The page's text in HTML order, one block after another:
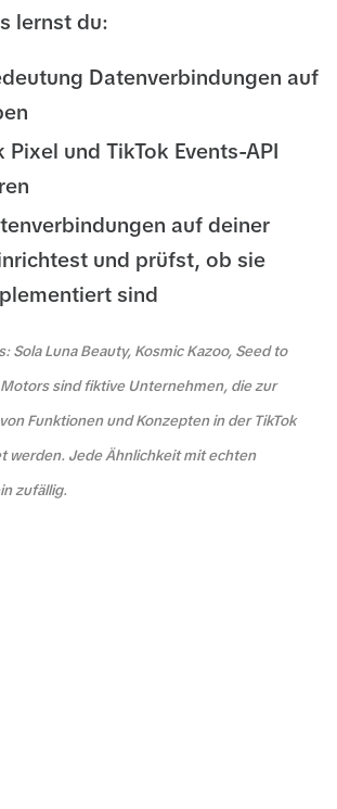
lernst du:
Datenverbindungen auf
Pixel und TikTok Events-API
auf deiner
und prüfst, ob sie
sind
Sola Luna Beauty, Kosmic Kazoo, Seed to
sind fiktive Unternehmen, die zur
Funktionen und Konzepten in der TikTok
werden. Jede Ähnlichkeit mit echten
zufällig.